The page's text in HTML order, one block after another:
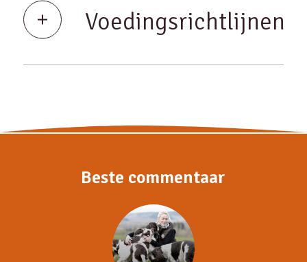
Voedingsrichtlijnen
Beste commentaar